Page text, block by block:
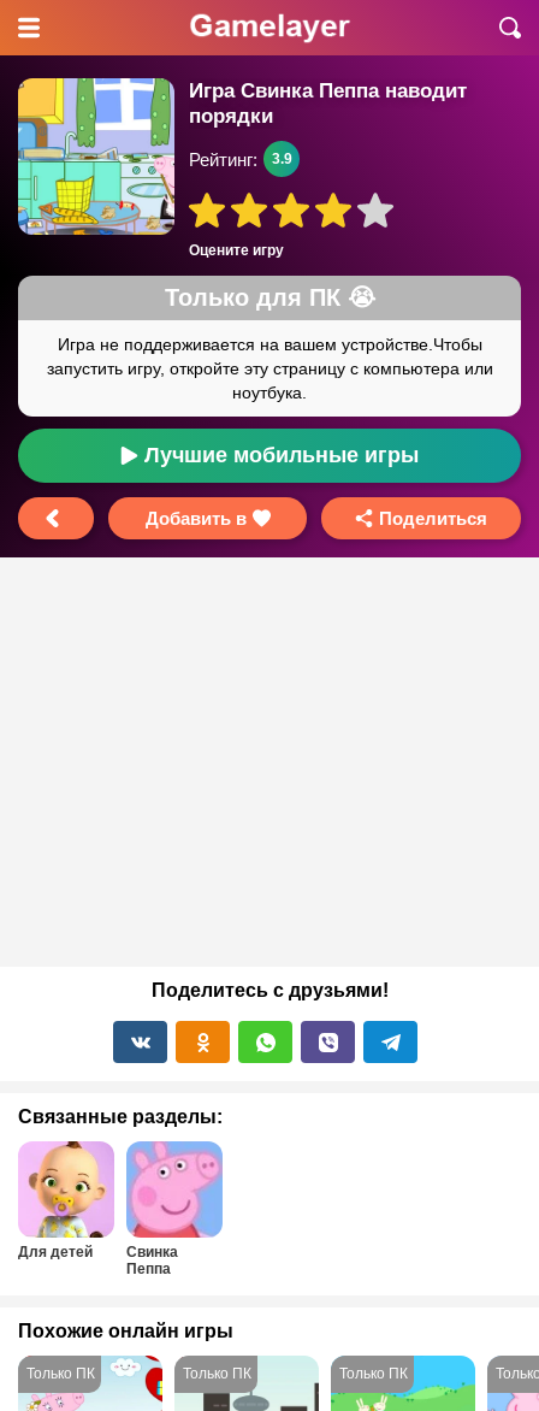
Игра Свинка Пеппа наводит
порядки
Оцените игру
Рейтинг: 3.9
Лучшие мобильные игры
Добавить в Поделиться
Поделитесь с друзьями!
Связанные разделы:
Для детей
Свинка
Пеппа
Похожие онлайн игры